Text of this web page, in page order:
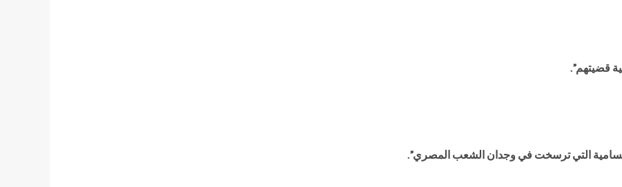
قضيتهم”.
التي ترسخت في وجدان الشعب المصري”.